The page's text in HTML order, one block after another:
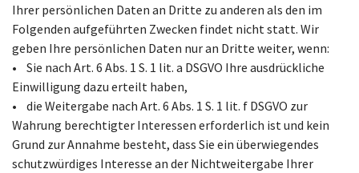
Ihrer persönlichen Daten an Dritte zu anderen als den im
Folgenden aufgeführten Zwecken findet nicht statt. Wir
geben Ihre persönlichen Daten nur an Dritte weiter, wenn:
• Sie nach Art. 6 Abs. 1 S. 1 lit. a DSGVO Ihre ausdrückliche
Einwilligung dazu erteilt haben,
• die Weitergabe nach Art. 6 Abs. 1 S. 1 lit. f DSGVO zur
Wahrung berechtigter Interessen erforderlich ist und kein
Grund zur Annahme besteht, dass Sie ein überwiegendes
schutzwürdiges Interesse an der Nichtweitergabe Ihrer